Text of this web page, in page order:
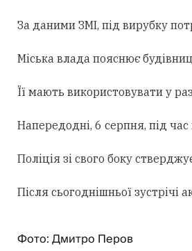
За даними ЗМІ, під вирубку
Міська влада пояснює
Її мають використовувати у
Напередодні, 6 серпня, під
Поліція зі свого боку
Після сьогоднішньої
Фото: Дмитро Перов